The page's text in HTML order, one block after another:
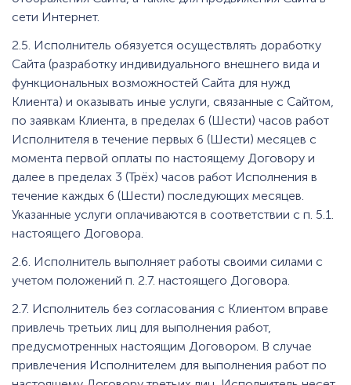
сети Интернет.
2.5. Исполнитель обязуется осуществлять доработку
Сайта (разработку индивидуального внешнего вида и
функциональных возможностей Сайта для нужд
Клиента) и оказывать иные услуги, связанные с Сайтом,
по заявкам Клиента, в пределах 6 (Шести) часов работ
Исполнителя в течение первых 6 (Шести) месяцев с
момента первой оплаты по настоящему Договору и
далее в пределах 3 (Трёх) часов работ Исполнения в
течение каждых 6 (Шести) последующих месяцев.
Указанные услуги оплачиваются в соответствии с п. 5.1.
настоящего Договора.
2.6. Исполнитель выполняет работы своими силами с
учетом положений п. 2.7. настоящего Договора.
2.7. Исполнитель без согласования с Клиентом вправе
привлечь третьих лиц для выполнения работ,
предусмотренных настоящим Договором. В случае
привлечения Исполнителем для выполнения работ по